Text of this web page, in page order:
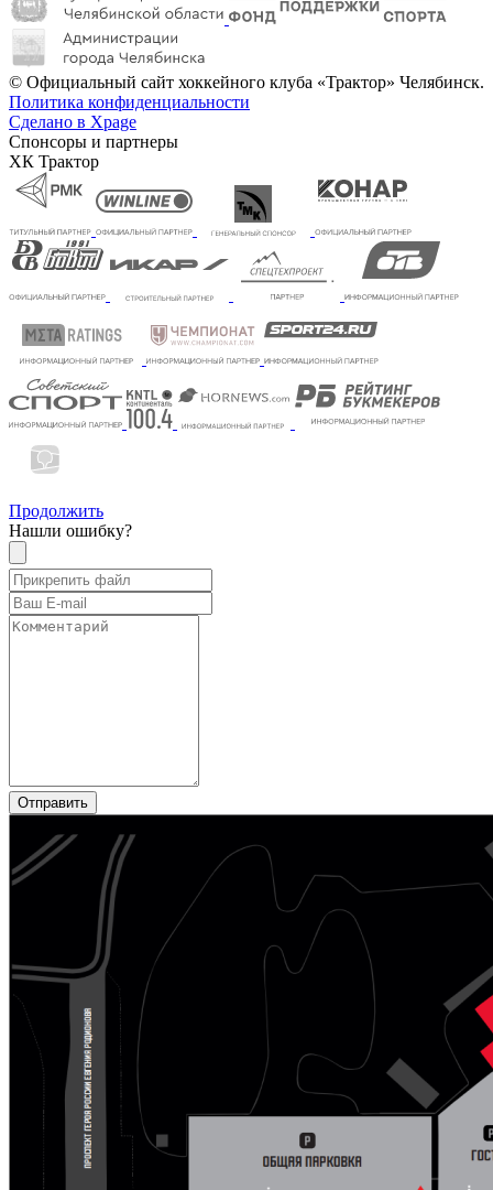
© Официальный сайт хоккейного клуба «Трактор» Челябинск.
Политика конфиденциальности
Сделано в Xpage
Спонсоры и партнеры
ХК Трактор
Продолжить
Нашли ошибку?